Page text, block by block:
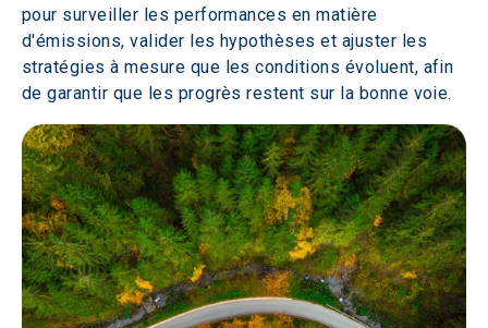
pour surveiller les performances en matière
d'émissions, valider les hypothèses et ajuster les
stratégies à mesure que les conditions évoluent, afin
de garantir que les progrès restent sur la bonne voie.